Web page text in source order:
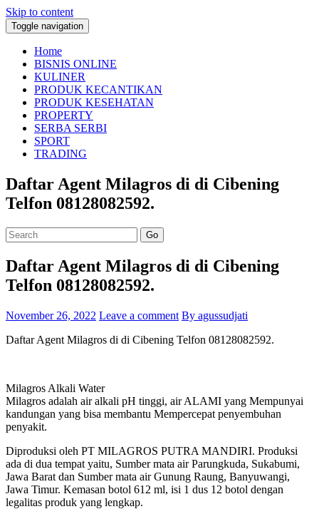
Skip to content
Toggle navigation
Home
BISNIS ONLINE
KULINER
PRODUK KECANTIKAN
PRODUK KESEHATAN
PROPERTY
SERBA SERBI
SPORT
TRADING
Daftar Agent Milagros di di Cibening
Telfon 08128082592.
Go
Daftar Agent Milagros di di Cibening
Telfon 08128082592.
November 26, 2022 Leave a comment By agussudjati
Daftar Agent Milagros di di Cibening Telfon 08128082592.
Milagros Alkali Water
Milagros adalah air alkali pH tinggi, air ALAMI yang Mempunyai
kandungan yang bisa membantu Mempercepat penyembuhan
penyakit.
Diproduksi oleh PT MILAGROS PUTRA MANDIRI. Produksi
ada di dua tempat yaitu, Sumber mata air Parungkuda, Sukabumi,
Jawa Barat dan Sumber mata air Gunung Raung, Banyuwangi,
Jawa Timur. Kemasan botol 612 ml, isi 1 dus 12 botol dengan
legalitas produk yang lengkap.